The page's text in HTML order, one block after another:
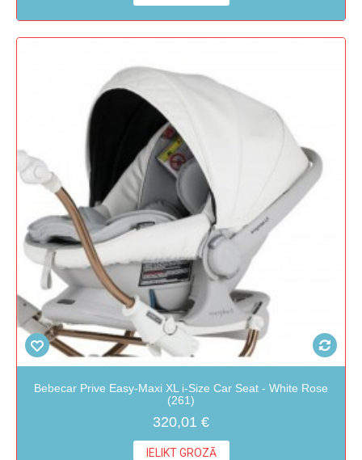
Bebecar Prive Easy-Maxi XL i-Size Car Seat - White Rose
(261)
320,01 €
IELIKT GROZĀ